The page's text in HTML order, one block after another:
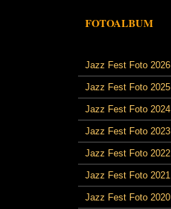
FOTOALBUM
Jazz Fest Foto 2026
Jazz Fest Foto 2025
Jazz Fest Foto 2024
Jazz Fest Foto 2023
Jazz Fest Foto 2022
Jazz Fest Foto 2021
Jazz Fest Foto 2020